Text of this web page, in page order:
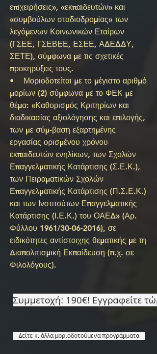
επιχειρήσεις», «εκπαιδευτών» και
«συμβούλων σταδιοδρομίας» των
λεγόμενων Κοινωνικών Εταίρων
(ΓΣΕΕ, ΓΣΕΒΕΕ, ΕΣΕΕ, ΑΔΕΔΔΥ,
ΣΕΤΕ), σύμφωνα με τις σχετικές
προκηρύξεις τους.
• Μοριοδοτείται με το μέγιστο αριθμό
μορίων (2) σύμφωνα με το ΦΕΚ με
θέμα: «Καθορισμός Κριτηρίων και
διαδικασίας αξιολόγησης και επιλογής,
των με σύμ-βαση εξαρτημένης
εργασίας ορισμένου χρόνου
εκπαιδευτών ενηλίκων, των Σχολών
Επαγγελματικής Κατάρτισης (Σ.Ε.Κ.),
των Πειραματικών Σχολών
Επαγγελματικής Κατάρτισης (Π.Σ.Ε.Κ.)
και των Ινστιτούτων Επαγγελματικής
Κατάρτισης (Ι.Ε.Κ.) του ΟΑΕΔ» (Αρ.
Φύλλου 1961/30-06-2016), σε
ειδικότητες αντίστοιχης θεματικής με τη
Διαπολιτισμική Εκπαίδευση (π.χ. σε
Φιλολόγους).
Συμμετοχή: 190€! Εγγραφείτε
Δείτε κι άλλα μοριοδοτούμενα προγράμματα